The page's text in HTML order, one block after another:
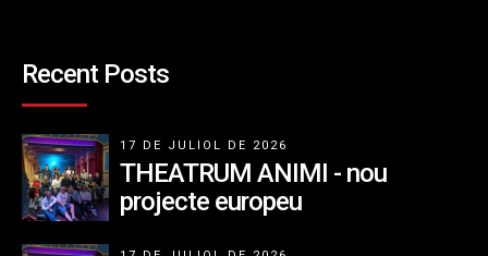
Recent Posts
17 DE JULIOL DE 2026
THEATRUM ANIMI - nou
projecte europeu